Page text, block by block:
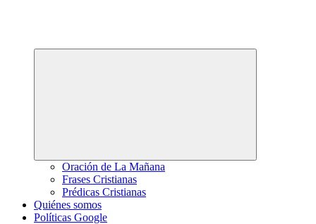
Oración de La Mañana
Frases Cristianas
Prédicas Cristianas
Quiénes somos
Políticas Google